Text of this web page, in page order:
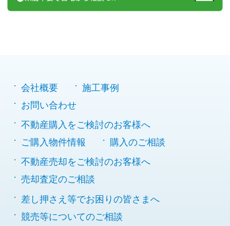
会社概要
施工事例
お問い合わせ
不動産購入をご検討のお客様へ
ご購入物件情報
購入のご相談
不動産売却をご検討のお客様へ
売却査定のご相談
差し押さえ等でお困りの皆さまへ
競売等についてのご相談